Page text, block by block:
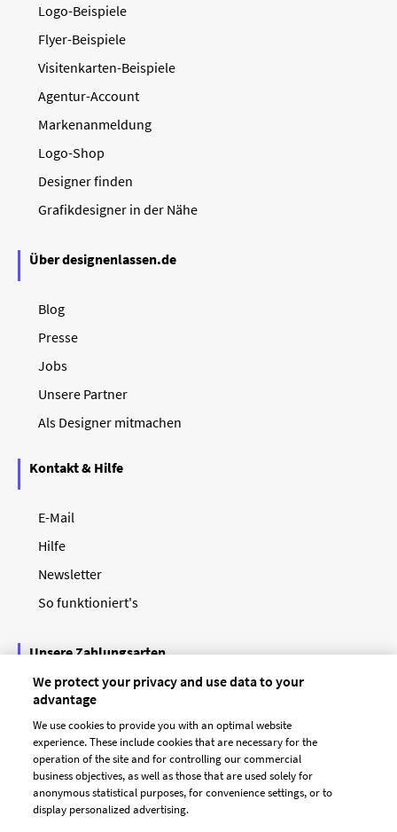
Logo-Beispiele
Flyer-Beispiele
Visitenkarten-Beispiele
Agentur-Account
Markenanmeldung
Logo-Shop
Designer finden
Grafikdesigner in der Nähe
Über designenlassen.de
Blog
Presse
Jobs
Unsere Partner
Als Designer mitmachen
Kontakt & Hilfe
E-Mail
Hilfe
Newsletter
So funktioniert's
Unsere Zahlungsarten
We protect your privacy and use data to your
advantage
We use cookies to provide you with an optimal website
experience. These include cookies that are necessary for the
operation of the site and for controlling our commercial
business objectives, as well as those that are used solely for
anonymous statistical purposes, for convenience settings, or to
display personalized advertising.